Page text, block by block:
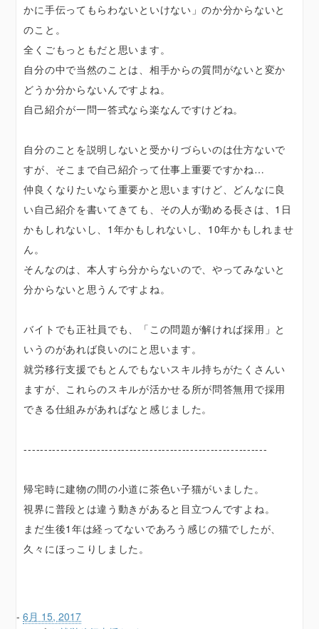
かに手伝ってもらわないといけない」のか分からないと
のこと。
全くごもっともだと思います。
自分の中で当然のことは、相手からの質問がないと変か
どうか分からないんですよね。
自己紹介が一問一答式なら楽なんですけどね。
自分のことを説明しないと受かりづらいのは仕方ないで
すが、そこまで自己紹介って仕事上重要ですかね…
仲良くなりたいなら重要かと思いますけど、どんなに良
い自己紹介を書いてきても、その人が勤める長さは、1日
かもしれないし、1年かもしれないし、10年かもしれませ
ん。
そんなのは、本人すら分からないので、やってみないと
分からないと思うんですよね。
バイトでも正社員でも、「この問題が解ければ採用」と
いうのがあれば良いのにと思います。
就労移行支援でもとんでもないスキル持ちがたくさんい
ますが、これらのスキルが活かせる所が問答無用で採用
できる仕組みがあればなと感じました。
------------------------------------------------------------
帰宅時に建物の間の小道に茶色い子猫がいました。
視界に普段とは違う動きがあると目立つんですよね。
まだ生後1年は経ってないであろう感じの猫でしたが、
久々にほっこりしました。
-6月 15, 2017